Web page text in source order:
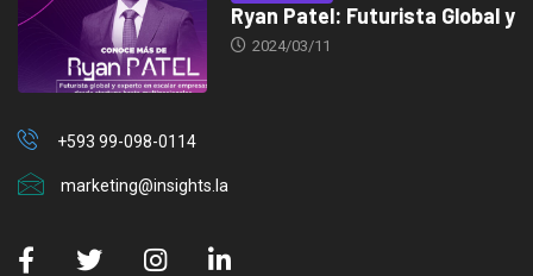
Ryan Patel: Futurista Global y
2024/03/11
+593 99-098-0114
marketing@insights.la